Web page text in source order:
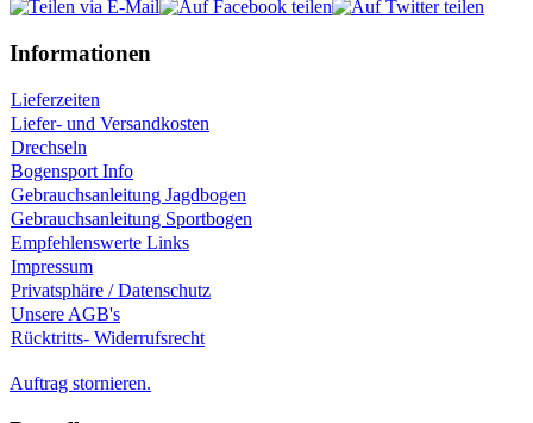
Informationen
Lieferzeiten
Liefer- und Versandkosten
Drechseln
Bogensport Info
Gebrauchsanleitung Jagdbogen
Gebrauchsanleitung Sportbogen
Empfehlenswerte Links
Impressum
Privatsphäre / Datenschutz
Unsere AGB's
Rücktritts- Widerrufsrecht
Auftrag stornieren.